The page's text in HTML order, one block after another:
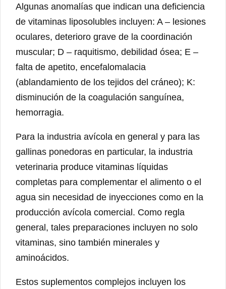
Algunas anomalías que indican una deficiencia
de vitaminas liposolubles incluyen: A – lesiones
oculares, deterioro grave de la coordinación
muscular; D – raquitismo, debilidad ósea; E –
falta de apetito, encefalomalacia
(ablandamiento de los tejidos del cráneo); K:
disminución de la coagulación sanguínea,
hemorragia.
Para la industria avícola en general y para las
gallinas ponedoras en particular, la industria
veterinaria produce vitaminas líquidas
completas para complementar el alimento o el
agua sin necesidad de inyecciones como en la
producción avícola comercial. Como regla
general, tales preparaciones incluyen no solo
vitaminas, sino también minerales y
aminoácidos.
Estos suplementos complejos incluyen los